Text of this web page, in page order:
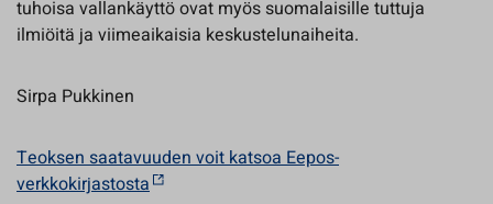
tuhoisa vallankäyttö ovat myös suomalaisille tuttuja
ilmiöitä ja viimeaikaisia keskustelunaiheita.
Sirpa Pukkinen
Teoksen saatavuuden voit katsoa Eepos-
verkkokirjastosta